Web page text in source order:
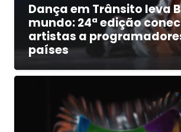
Dança em Trânsito leva
mundo: 24ª edição
artistas a
países